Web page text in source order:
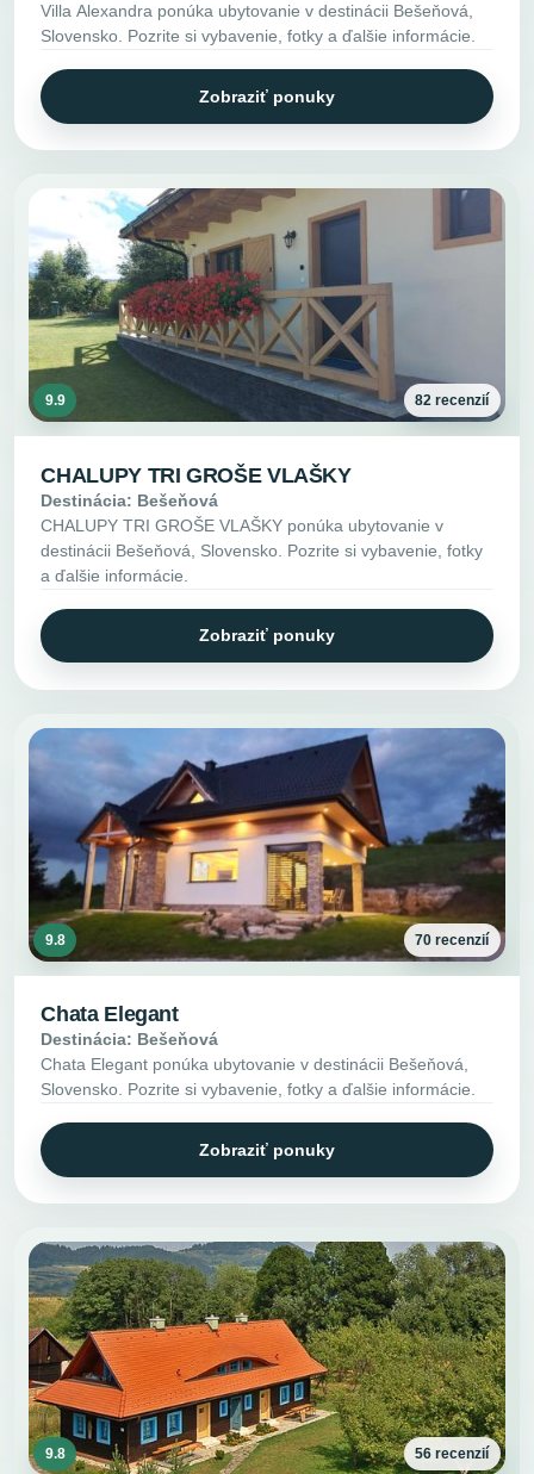
Villa Alexandra ponúka ubytovanie v destinácii Bešeňová,
Slovensko. Pozrite si vybavenie, fotky a ďalšie informácie.
Zobraziť ponuky
9.9 82 recenzií
CHALUPY TRI GROŠE VLAŠKY
Destinácia: Bešeňová
CHALUPY TRI GROŠE VLAŠKY ponúka ubytovanie v
destinácii Bešeňová, Slovensko. Pozrite si vybavenie, fotky
a ďalšie informácie.
Zobraziť ponuky
9.8 70 recenzií
Chata Elegant
Destinácia: Bešeňová
Chata Elegant ponúka ubytovanie v destinácii Bešeňová,
Slovensko. Pozrite si vybavenie, fotky a ďalšie informácie.
Zobraziť ponuky
9.8 56 recenzií